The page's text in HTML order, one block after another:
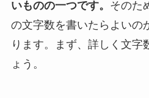
いものの一つです。 そのた
の文字数を書いたらよいの
ります。まず、詳しく文字
ょう。